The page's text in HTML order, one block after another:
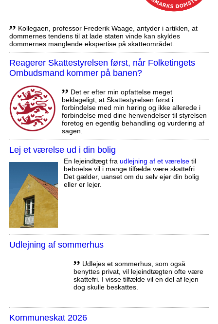
,, Kollegaen, professor Frederik Waage, antyder i artiklen, at
dommernes tendens til at lade staten vinde kan skyldes
dommernes manglende ekspertise på skatteområdet.
Reagerer Skattestyrelsen først, når Folketingets
Ombudsmand kommer på banen?
,, Det er efter min opfattelse meget
beklageligt, at Skattestyrelsen først i
forbindelse med min høring og ikke allerede i
forbindelse med dine henvendelser til styrelsen
foretog en egentlig behandling og vurdering af
sagen.
Lej et værelse ud i din bolig
En lejeindtægt fra udlejning af et værelsetil
beboelse vil i mange tilfælde være skattefri.
Det gælder, uanset om du selv ejer din bolig
eller er lejer.
Udlejning af sommerhus
,, Udlejes et sommerhus, som også
benyttes privat, vil lejeindtægten ofte være
skattefri. I visse tilfælde vil en del af lejen
dog skulle beskattes.
Kommuneskat 2026